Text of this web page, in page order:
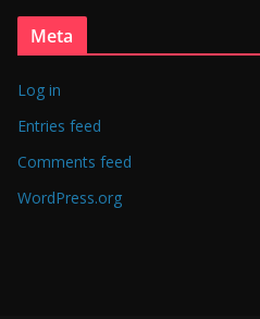
Meta
Log in
Entries feed
Comments feed
WordPress.org